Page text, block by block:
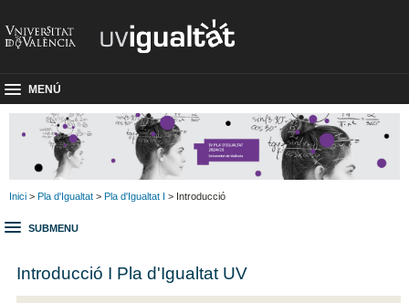
MENÚ
Inici > Pla d'Igualtat > Pla d'Igualtat I > Introducció
SUBMENU
Introducció I Pla d'Igualtat UV